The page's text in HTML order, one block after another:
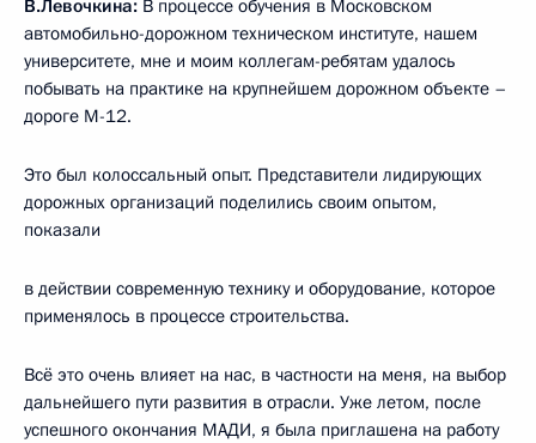
В.Левочкина: В процессе обучения в Московском
автомобильно-дорожном техническом институте, нашем
университете, мне и моим коллегам-ребятам удалось
побывать на практике на крупнейшем дорожном объекте –
дороге М-12.
Это был колоссальный опыт. Представители лидирующих
дорожных организаций поделились своим опытом,
показали
в действии современную технику и оборудование, которое
применялось в процессе строительства.
Всё это очень влияет на нас, в частности на меня, на выбор
дальнейшего пути развития в отрасли. Уже летом, после
успешного окончания МАДИ, я была приглашена на работу